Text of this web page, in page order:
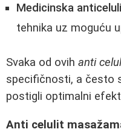
Medicinska
tehnika uz moguću
Svaka od ovih anti
specifičnosti, a često
postigli optimalni
Anti celulit